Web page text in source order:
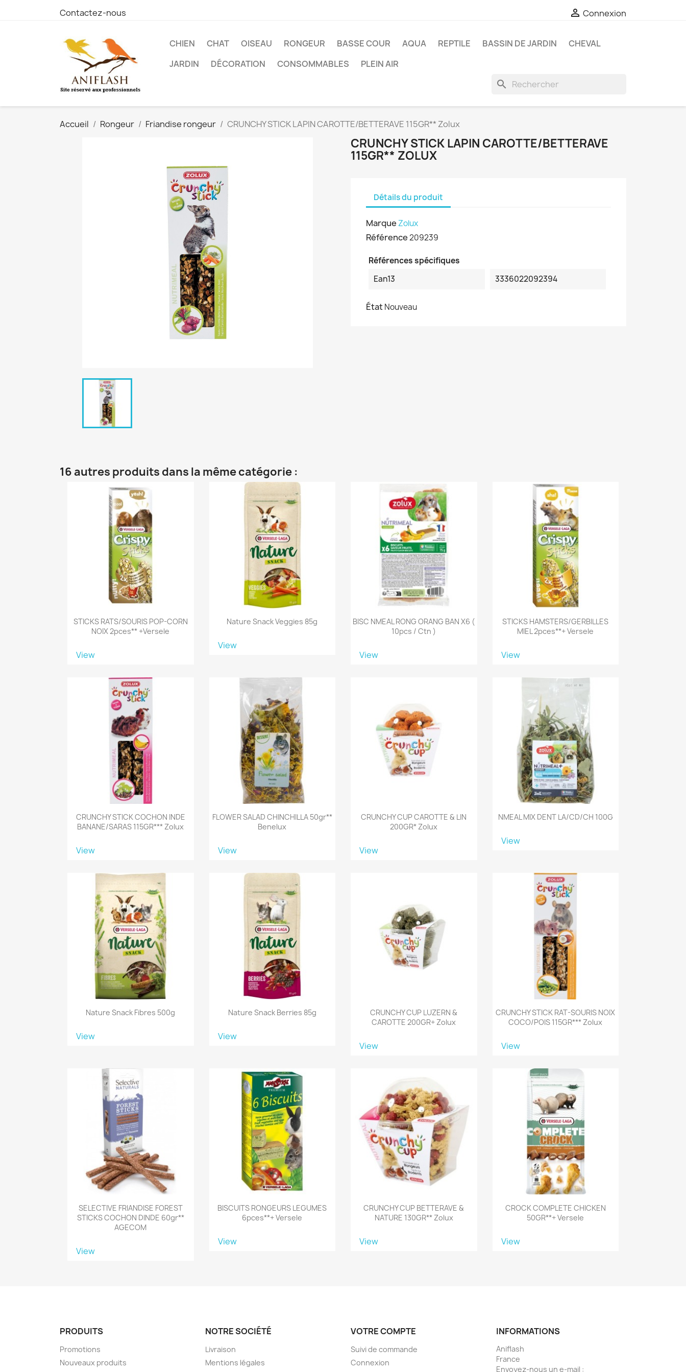
Contactez-nous  Connexion
CHIEN CHAT OISEAU RONGEUR BASSE COUR AQUA REPTILE BASSIN DE JARDIN
CHEVAL
JARDIN
DÉCORATION CONSOMMABLES PLEIN AIR
search
Accueil Rongeur Friandise rongeur CRUNCHY STICK LAPIN CAROTTE/BETTERAVE 115GR** Zolux
CRUNCHY STICK LAPIN CAROTTE/BETTERAVE
115GR** ZOLUX
Détails du produit
Marque Zolux
Référence209239
Références spécifiques
Ean13
3336022092394
ÉtatNouveau
16 autres produits dans la même catégorie :
STICKS RATS/SOURIS POP-CORN
NOIX 2pces** +versele
View
Nature Snack Veggies 85g
View
BISC NMEAL RONG ORANG BAN X6 (
10pcs / Ctn )
View
STICKS HAMSTERS/GERBILLES
MIEL 2pces**+ Versele
View
CRUNCHY STICK COCHON INDE
BANANE/SARAS 115GR*** Zolux
View
FLOWER SALAD CHINCHILLA 50gr**
Benelux
View
CRUNCHY CUP CAROTTE & LIN
200GR* Zolux
View
NMEAL MIX DENT LA/CD/CH 100G
View
Nature Snack Fibres 500g
View
Nature Snack Berries 85g
View
CRUNCHY CUP LUZERN &
CAROTTE 200GR+ Zolux
View
CRUNCHY STICK RAT-SOURIS NOIX
COCO/POIS 115GR*** Zolux
View
SELECTIVE FRIANDISE FOREST
STICKS COCHON DINDE 60gr**
AGECOM
View
BISCUITS RONGEURS LEGUMES
6pces**+ Versele
View
CRUNCHY CUP BETTERAVE &
NATURE 130GR** Zolux
View
CROCK COMPLETE CHICKEN
50GR**+ Versele
View
PRODUITS
Promotions
Nouveaux produits
NOTRE SOCIÉTÉ
Livraison
Mentions légales
VOTRE COMPTE
Suivi de commande
Connexion
INFORMATIONS
Aniflash
France
Envoyez-nous un e-mail :